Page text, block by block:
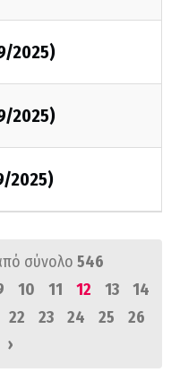
2025)
2025)
2025)
σύνολο 546
10 11 12 13
14
22 23 24 25
26
›